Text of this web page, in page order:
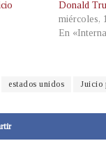
Donald
miércoles,
En
estados unidos Juicio